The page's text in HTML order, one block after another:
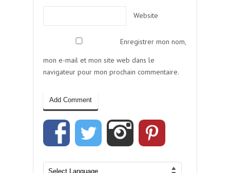
Website
Enregistrer mon nom,
mon e-mail et mon site web dans le
navigateur pour mon prochain commentaire.